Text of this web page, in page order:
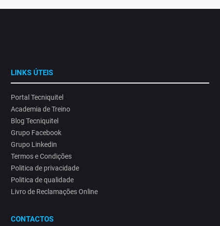
LINKS ÚTEIS
Portal Tecniquitel
Academia de Treino
Blog Tecniquitel
Grupo Facebook
Grupo Linkedin
Termos e Condições
Politica de privacidade
Politica de qualidade
Livro de Reclamações Online
CONTACTOS